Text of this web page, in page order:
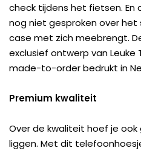
check tijdens het fietsen. En
nog niet gesproken over
case met zich meebrengt.
exclusief ontwerp van
made-to-order bedrukt in
Premium kwaliteit
Over de kwaliteit hoef je
liggen. Met dit